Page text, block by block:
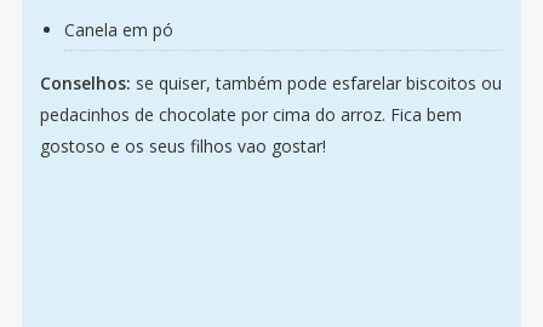
Canela em pó
Conselhos: se quiser, também pode esfarelar biscoitos ou
pedacinhos de chocolate por cima do arroz. Fica bem
gostoso e os seus filhos vao gostar!